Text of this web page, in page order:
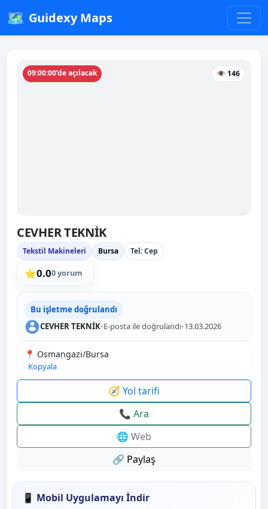
🗺️ Guidexy Maps
09:00:00’de açılacak 👁 146
CEVHER TEKNİK
Tekstil Makineleri Bursa Tel: Cep
⭐0.00 yorum
Bu işletme doğrulandı
CEVHER TEKNİK•E-posta ile doğrulandı•13.03.2026
📍 Osmangazi/Bursa
Kopyala
🧭 Yol tarifi
📞 Ara
🌐 Web
🔗 Paylaş
📱 Mobil Uygulamayı İndir